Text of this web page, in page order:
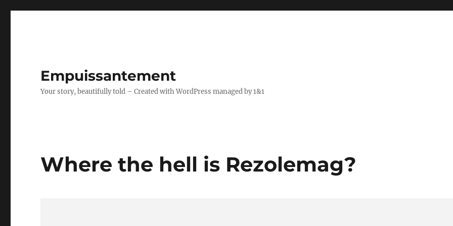
Empuissantement
Your story, beautifully told – Created with WordPress managed by 1&1
Where the hell is Rezolemag?